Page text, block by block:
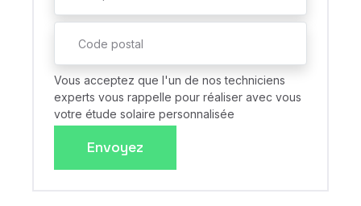
Vous acceptez que l'un de nos techniciens
experts vous rappelle pour réaliser avec vous
votre étude solaire personnalisée
Envoyez